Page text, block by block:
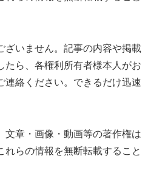
ざいません。記事の内容や掲載
たら、各権利所有者様本人がお
連絡ください。できるだけ迅速
文章・画像・動画等の著作権は
れらの情報を無断転載すること